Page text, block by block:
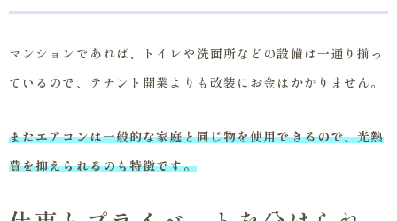
マンションであれば、トイレや洗面所などの設備は一通り揃っ
ているので、テナント開業よりも改装にお金はかかりません。
またエアコンは一般的な家庭と同じ物を使用できるので、光熱
費を抑えられるのも特徴です。